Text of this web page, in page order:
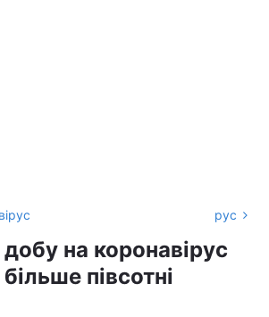
рус
на коронавірус
півсотні